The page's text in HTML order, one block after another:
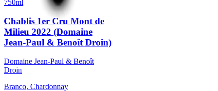
750ml
Chablis 1er Cru Mont de
Milieu 2022 (Domaine
Jean-Paul & Benoît Droin)
Domaine Jean-Paul & Benoît
Droin
Branco, Chardonnay